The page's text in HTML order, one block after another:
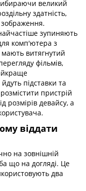
великий
здатність,
зображення.
зупиняють
комп'ютера з
витягнутий
фільмів,
підставки та
пристрій
розмірів девайсу, а
віддати
на зовнішній
що на догляді. Це
два